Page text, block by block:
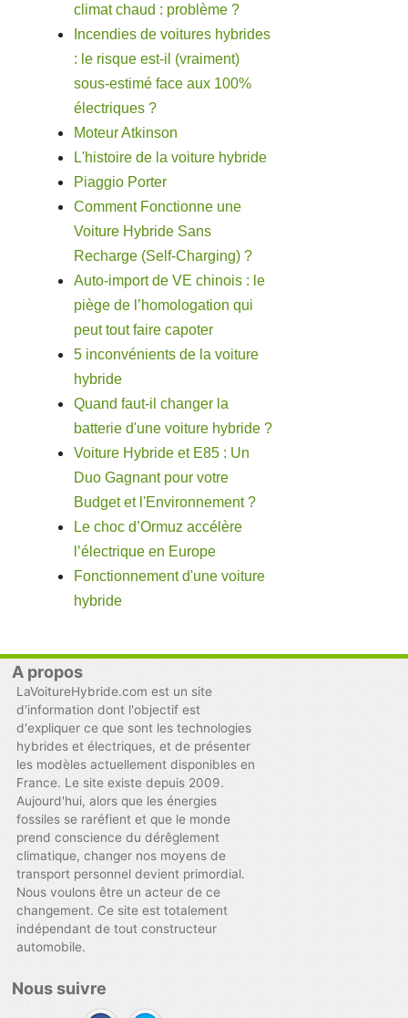
climat chaud : problème ?
Incendies de voitures hybrides
: le risque est-il (vraiment)
sous-estimé face aux 100%
électriques ?
Moteur Atkinson
L'histoire de la voiture hybride
Piaggio Porter
Comment Fonctionne une
Voiture Hybride Sans
Recharge (Self-Charging) ?
Auto-import de VE chinois : le
piège de l’homologation qui
peut tout faire capoter
5 inconvénients de la voiture
hybride
Quand faut-il changer la
batterie d'une voiture hybride ?
Voiture Hybride et E85 : Un
Duo Gagnant pour votre
Budget et l'Environnement ?
Le choc d’Ormuz accélère
l’électrique en Europe
Fonctionnement d'une voiture
hybride
A propos
LaVoitureHybride.com est un site
d'information dont l'objectif est
d'expliquer ce que sont les technologies
hybrides et électriques, et de présenter
les modèles actuellement disponibles en
France. Le site existe depuis 2009.
Aujourd'hui, alors que les énergies
fossiles se raréfient et que le monde
prend conscience du dérêglement
climatique, changer nos moyens de
transport personnel devient primordial.
Nous voulons être un acteur de ce
changement. Ce site est totalement
indépendant de tout constructeur
automobile.
Nous suivre